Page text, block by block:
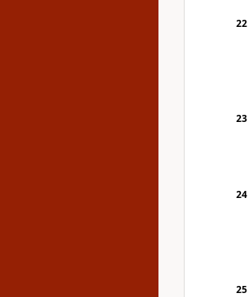
22
23
24
25